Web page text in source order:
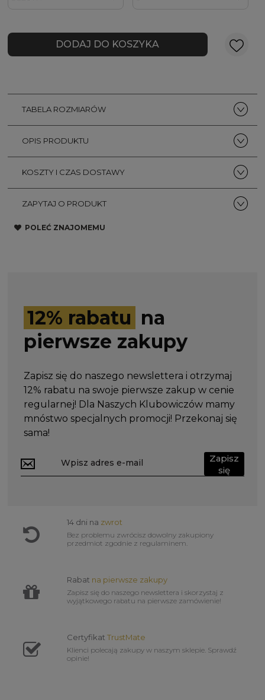
DODAJ DO KOSZYKA
TABELA ROZMIARÓW
OPIS PRODUKTU
KOSZTY I CZAS DOSTAWY
ZAPYTAJ O PRODUKT
POLEĆ ZNAJOMEMU
12% rabatu na
pierwsze zakupy
Zapisz się do naszego newslettera i otrzymaj
12% rabatu na swoje pierwsze zakup w cenie
regularnej! Dla Naszych Klubowiczów mamy
mnóstwo specjalnych promocji! Przekonaj się
sama!
Zapisz
się
14 dni na zwrot
Bez problemu zwrócisz dowolny zakupiony
przedmiot zgodnie z regulaminem.
Rabat na pierwsze zakupy
Zapisz się do naszego newslettera i skorzystaj z
wyjątkowego rabatu na pierwsze zamówienie!
Certyfikat TrustMate
Klienci polecają zakupy w naszym sklepie. Sprawdź
opinie!